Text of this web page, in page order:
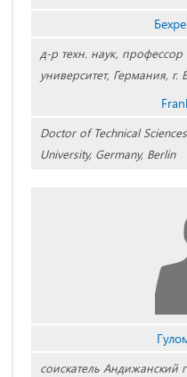
д-р техн. наук,
университет, Германия, г.
Doctor of Technical
University, Germany, Berlin
соискатель Андижанский